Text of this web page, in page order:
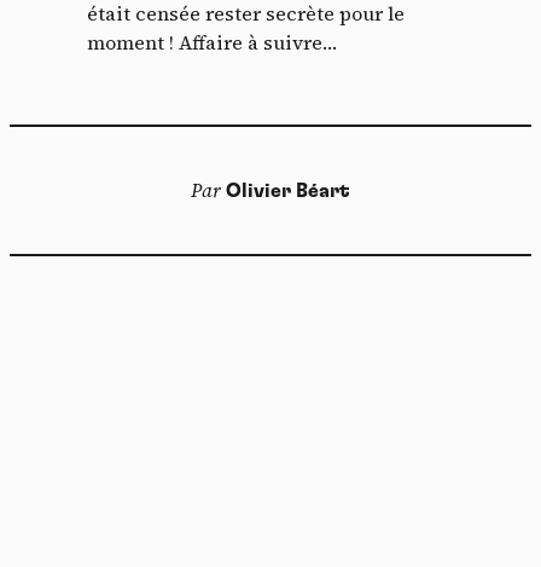
était censée rester secrète pour le
moment ! Affaire à suivre…
Par Olivier Béart
Panneau de gestion des
lecture de cookies et l'utilisation de technologies de suivi